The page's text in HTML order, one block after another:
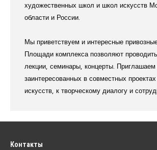
художественных школ и школ искусств
области и России.
Мы приветствуем и интересные
Площади комплекса позволяют
лекции, семинары, концерты. Приглашаем
заинтересованных в совместных
искусств, к творческому диалогу и
Контакты